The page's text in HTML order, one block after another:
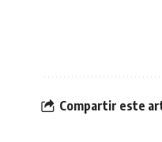
Compartir este